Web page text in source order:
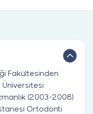
Fakültesinden
(2003-2008)
Ortodonti